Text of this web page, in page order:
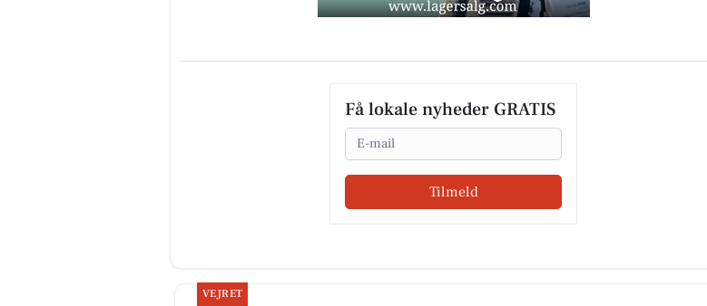
Få lokale nyheder GRATIS
Email
Tilmeld
VEJRET